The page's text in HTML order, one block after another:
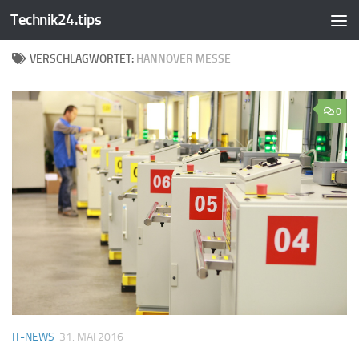
Zum Inhalt springen
Technik24.tips
VERSCHLAGWORTET: HANNOVER MESSE
0
IT-NEWS 31. MAI 2016